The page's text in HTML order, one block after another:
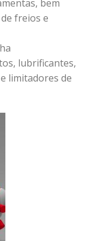
bem
freios e
lubrificantes,
limitadores de